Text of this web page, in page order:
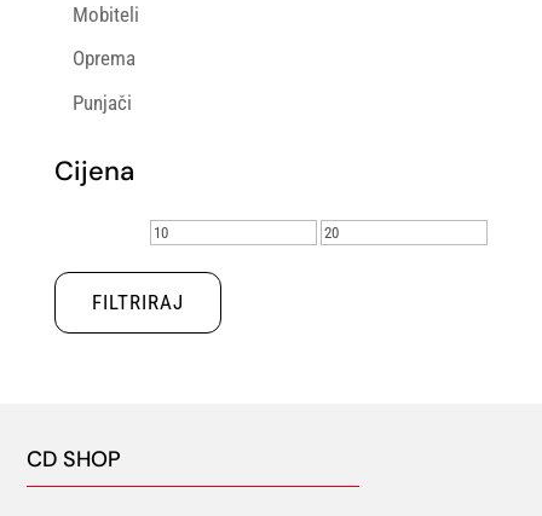
Mobiteli
Oprema
Punjači
Cijena
Min
cijena
Maks
FILTRIRAJ
CD SHOP